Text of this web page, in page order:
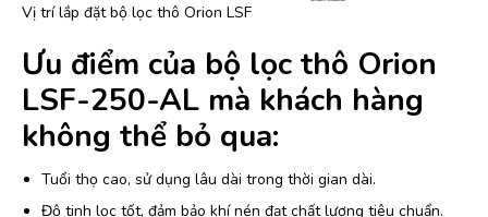
Vị trí lắp đặt bộ lọc thô Orion LSF
Ưu điểm của bộ lọc thô Orion
LSF-250-AL mà khách hàng
không thể bỏ qua:
Tuổi thọ cao, sử dụng lâu dài trong thời gian dài.
Độ tinh lọc tốt, đảm bảo khí nén đạt chất lượng tiêu chuẩn.